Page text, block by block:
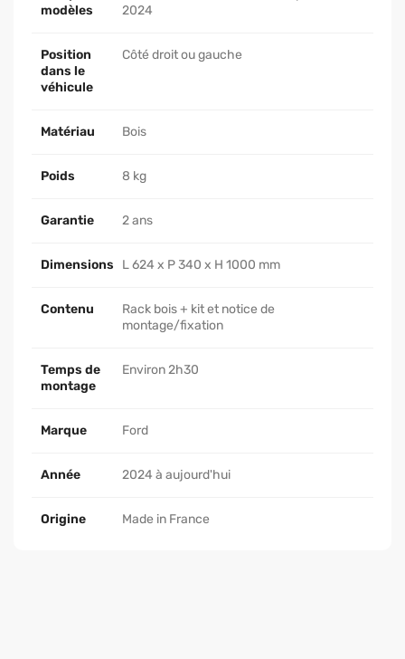
modèles
2024
Position
dans le
véhicule
Côté droit ou gauche
Matériau Bois
Poids 8 kg
Garantie 2 ans
Dimensions L 624 x P 340 x H 1000 mm
Contenu
Rack bois + kit et notice de
montage/fixation
Temps de
montage
Environ 2h30
Marque Ford
Année 2024 à aujourd'hui
Origine Made in France